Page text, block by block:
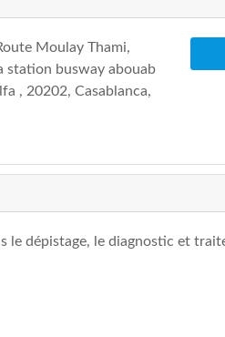
Moulay Thami,
station busway abouab
, 20202, Casablanca,
le dépistage, le diagnostic et